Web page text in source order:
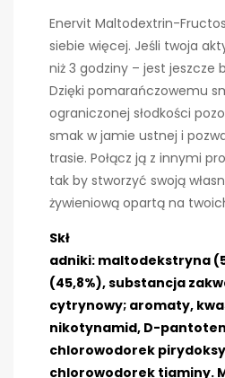
Enervit Maltodextrin-
siebie więcej. Jeśli twoja
niż 3 godziny – jest jeszcze
Dzięki pomarańczowemu
ograniczonej słodkości
smak w jamie ustnej i
trasie. Połącz ją z innymi
tak by stworzyć swoją
żywieniową opartą na
Skł
adniki: maltodekstryna
(45,8%), substancja
cytrynowy; aromaty,
nikotynamid, D-
chlorowodorek
chlorowodorek tiaminy.